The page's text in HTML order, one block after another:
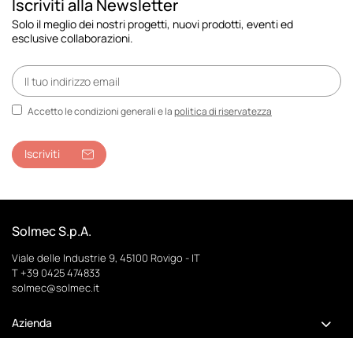
Iscriviti alla Newsletter
Solo il meglio dei nostri progetti, nuovi prodotti, eventi ed
esclusive collaborazioni.
Accetto le condizioni generali e lapolitica di riservatezza
Iscriviti
Solmec S.p.A.
Viale delle Industrie 9, 45100 Rovigo - IT
T+39 0425 474833
solmec@solmec.it
Azienda